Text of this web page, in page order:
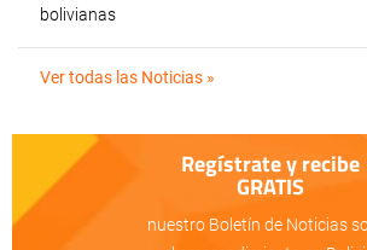
bolivianas
Ver todas las Noticias »
Regístrate y recibe
GRATIS
nuestro Boletín de Noticias